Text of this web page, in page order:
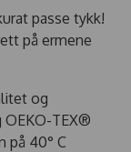
passe tykk!
på ermene
og
OEKO-TEX®
på 40° C